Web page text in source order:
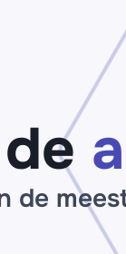
jouw
en dit kun
de